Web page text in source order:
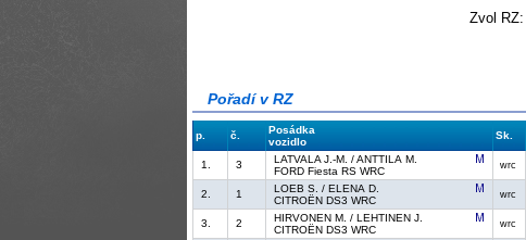
Zvol RZ:
Pořadí v RZ
p. č.
Posádka
vozidlo
Sk.
1.
3
LATVALA J.-M. / ANTTILA M.
FORD Fiesta RS WRC
wrc
2.
1
LOEB S. / ELENA D.
CITROËN DS3 WRC
wrc
3.
2
HIRVONEN M. / LEHTINEN J.
CITROËN DS3 WRC
wrc